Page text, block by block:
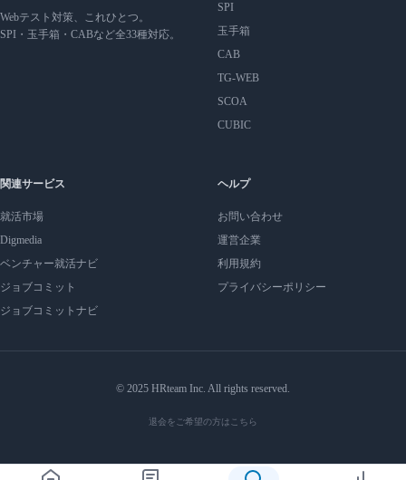
Webテスト対策、これひとつ。
SPI・玉手箱・CABなど全33種対応。
SPI
玉手箱
CAB
TG-WEB
SCOA
CUBIC
関連サービス
就活市場
Digmedia
ベンチャー就活ナビ
ジョブコミット
ジョブコミットナビ
ヘルプ
お問い合わせ
運営企業
利用規約
プライバシーポリシー
© 2025 HRteam Inc. All rights reserved.
退会をご希望の方はこちら